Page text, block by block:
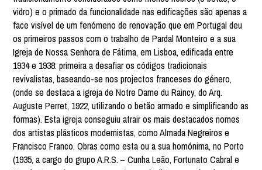
vidro) e o primado da funcionalidade nas edificações são apenas a
face visível de um fenómeno de renovação que em Portugal deu
os primeiros passos com o trabalho de Pardal Monteiro e a sua
Igreja de Nossa Senhora de Fátima, em Lisboa, edificada entre
1934 e 1938: primeira a desafiar os códigos tradicionais
revivalistas, baseando-se nos projectos franceses do género,
(onde se destaca a igreja de Notre Dame du Raincy, do Arq.
Auguste Perret, 1922, utilizando o betão armado e simplificando as
formas). Esta igreja conseguiu atrair os mais destacados nomes
dos artistas plásticos modernistas, como Almada Negreiros e
Francisco Franco. Obras como esta ou a sua homónima, no Porto
(1935, a cargo do grupo A.R.S. – Cunha Leão, Fortunato Cabral e